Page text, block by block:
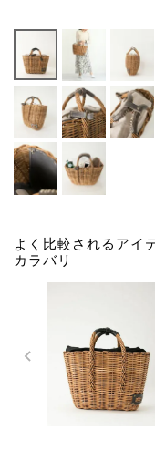
よく比較されるアイ
カラバリ